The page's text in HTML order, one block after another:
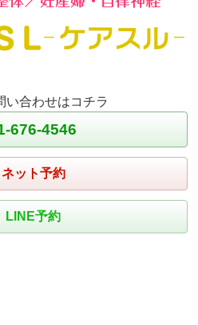
い合わせはコチラ
676-4546
ネット予約
LINE予約